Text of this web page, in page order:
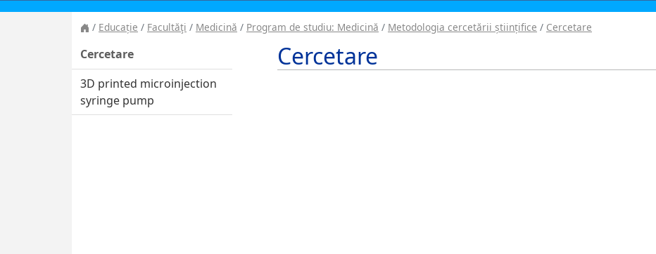
Educație Facultăţi Medicină Program de studiu: Medicină Metodologia cercetării științifice Cercetare
Cercetare
3D printed microinjection
syringe pump
Cercetare